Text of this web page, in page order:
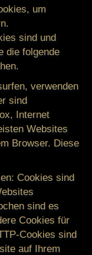
um
sind und
die folgende
verwenden
sind
Internet
Websites
Browser. Diese
Cookies sind
sind es
Cookies für
Cookies sind
auf Ihrem